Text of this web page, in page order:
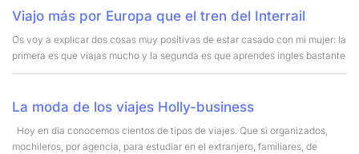
Viajo más por Europa que el tren del Interrail
Os voy a explicar dos cosas muy positivas de estar casado con mi mujer: la
primera es que viajas mucho y la segunda es que aprendes ingles bastante
La moda de los viajes Holly-business
Hoy en día conocemos cientos de tipos de viajes. Que si organizados,
mochileros, por agencia, para estudiar en el extranjero, familiares, de